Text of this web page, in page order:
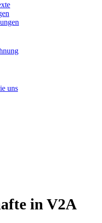
uns
in V2A